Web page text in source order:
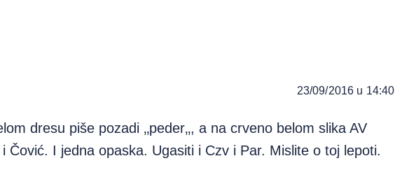
23/09/2016 u 14:40
dresu piše pozadi ‚‚peder‚‚, a na crveno belom slika AV
i Čović. I jedna opaska. Ugasiti i Czv i Par. Mislite o toj lepoti.